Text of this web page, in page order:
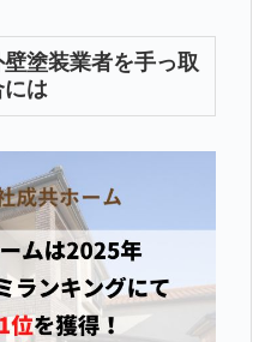
塗装業者を手っ取
には